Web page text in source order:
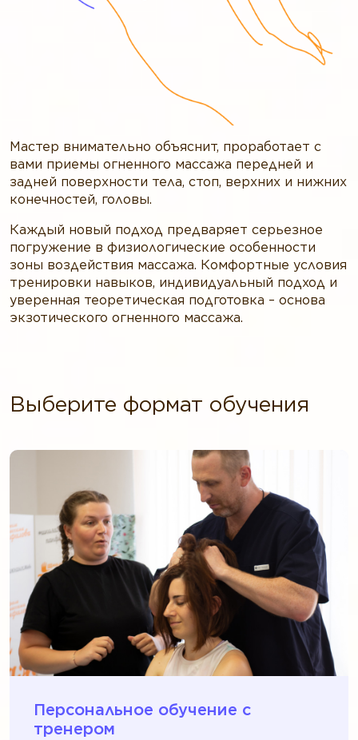
Мастер внимательно объяснит, проработает с
вами приемы огненного массажа передней и
задней поверхности тела, стоп, верхних и нижних
конечностей, головы.
Каждый новый подход предваряет серьезное
погружение в физиологические особенности
зоны воздействия массажа. Комфортные условия
тренировки навыков, индивидуальный подход и
уверенная теоретическая подготовка – основа
экзотического огненного массажа.
Выберите формат обучения
Персональное обучение c
тренером